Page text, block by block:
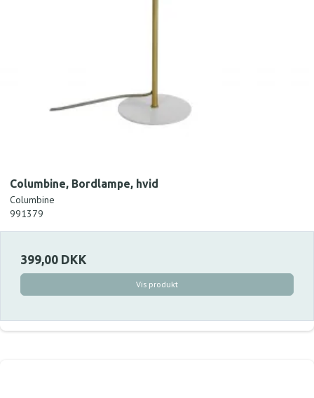
Columbine, Bordlampe, hvid
Columbine
991379
399,00 DKK
Vis produkt